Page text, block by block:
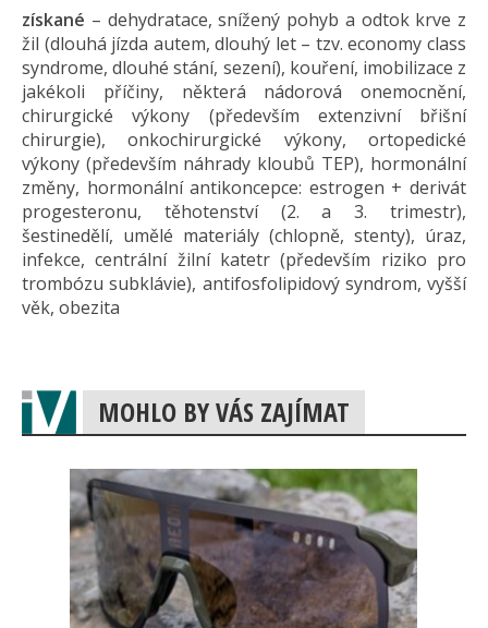
získané – dehydratace, snížený pohyb a odtok krve z
žil (dlouhá jízda autem, dlouhý let – tzv. economy class
syndrome, dlouhé stání, sezení), kouření, imobilizace z
jakékoli příčiny, některá nádorová onemocnění,
chirurgické výkony (především extenzivní břišní
chirurgie), onkochirurgické výkony, ortopedické
výkony (především náhrady kloubů TEP), hormonální
změny, hormonální antikoncepce: estrogen + derivát
progesteronu, těhotenství (2. a 3. trimestr),
šestinedělí, umělé materiály (chlopně, stenty), úraz,
infekce, centrální žilní katetr (především riziko pro
trombózu subklávie), antifosfolipidový syndrom, vyšší
věk, obezita
MOHLO BY VÁS ZAJÍMAT